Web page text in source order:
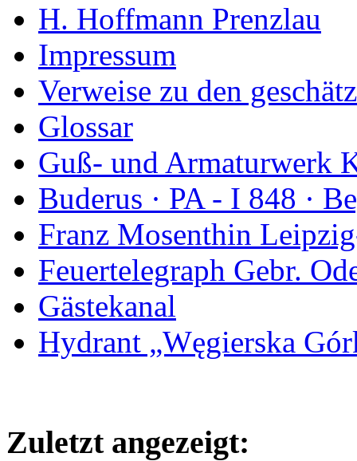
H. Hoffmann Prenzlau
Impressum
Verweise zu den
Glossar
Guß- und Armaturwerk
Buderus · PA - I 848 ·
Franz Mosenthin
Feuertelegraph Gebr.
Gästekanal
Hydrant „Węgierska
Zuletzt angezeigt: